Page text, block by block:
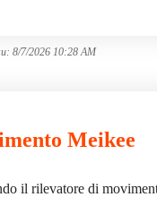
8/7/2026 10:28 AM
Meikee
il rilevatore di